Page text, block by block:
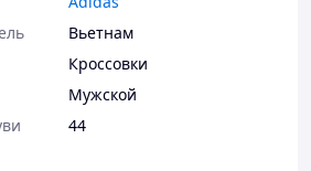
Вьетнам
Кроссовки
Мужской
44